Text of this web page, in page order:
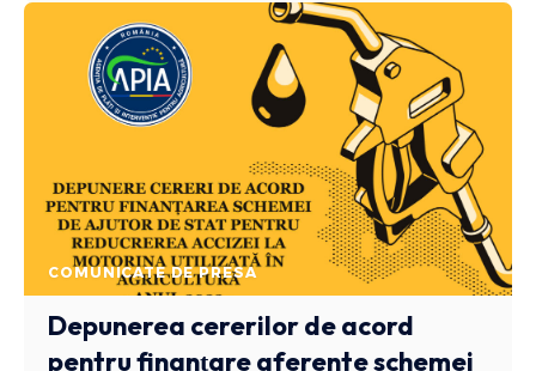
COMUNICATE DE PRESA
Depunerea cererilor de acord
pentru finanţare aferente schemei